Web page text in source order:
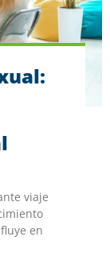
viaje
en